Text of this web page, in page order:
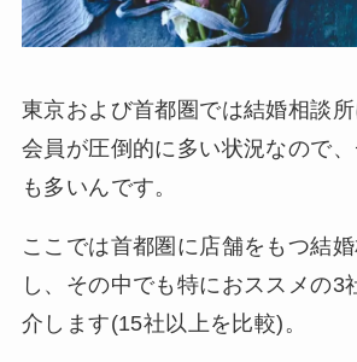
東京および首都圏では結婚相談
会員が圧倒的に多い状況なので
も多いんです。
ここでは首都圏に店舗をもつ結
し、その中でも特におススメの3
介します(15社以上を比較)。